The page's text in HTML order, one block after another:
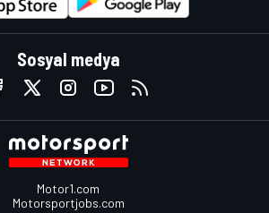
Sosyal medya
Motor1.com
Motorsportjobs.com